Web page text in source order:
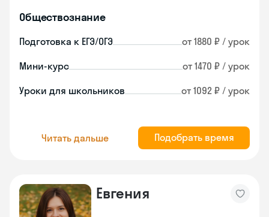
Обществознание
Подготовка к ЕГЭ/ОГЭ от 1880 ₽ / урок
Мини-курс от 1470 ₽ / урок
Уроки для школьников от 1092 ₽ / урок
Читать дальше Подобрать время
Евгения